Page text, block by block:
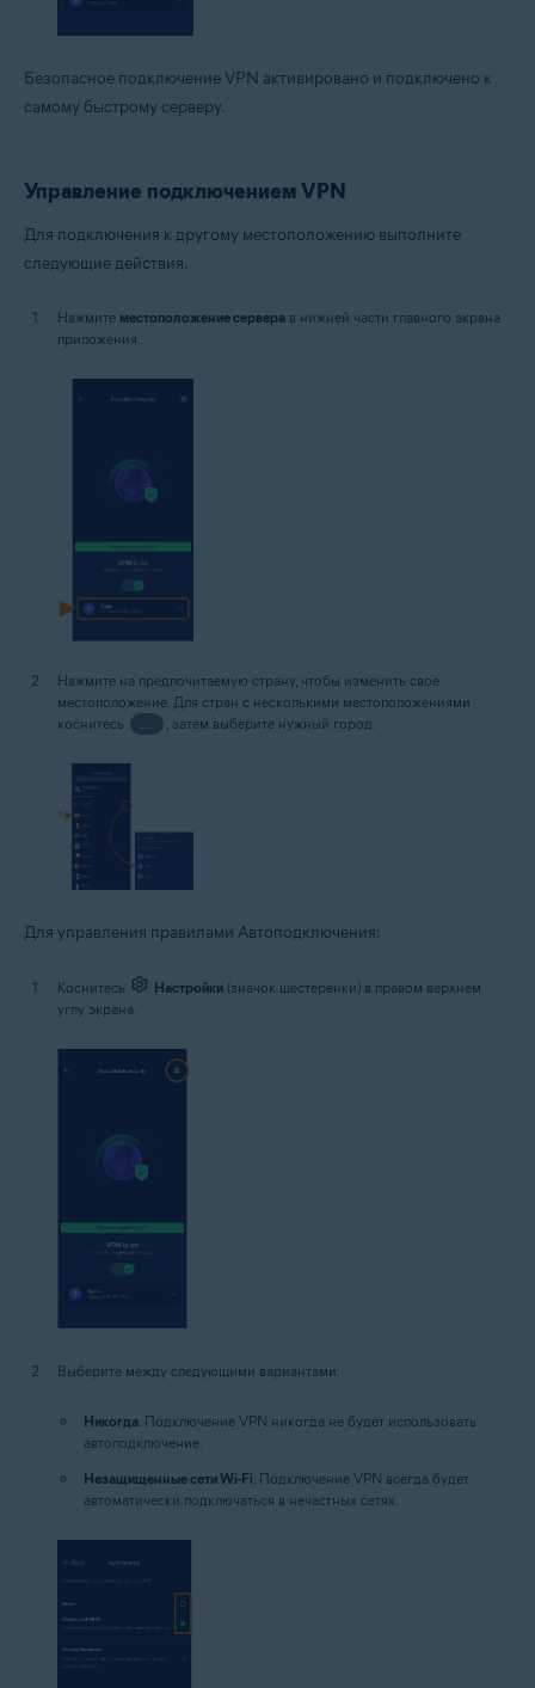
Безопасное подключение VPN активировано и подключено к
самому быстрому серверу.
Управление подключением VPN
Для подключения к другому местоположению выполните
следующие действия.
Нажмите местоположение сервера в нижней части главного экрана
приложения.
Нажмите на предпочитаемую страну, чтобы изменить свое
местоположение. Для стран с несколькими местоположениями
коснитесь
… , затем выберите нужный город.
Для управления правилами Автоподключения:
Коснитесь Настройки (значок шестеренки) в правом верхнем
углу экрана.
Выберите между следующими вариантами:
Никогда: Подключение VPN никогда не будет использовать
автоподключение.
Незащищенные сети Wi-Fi: Подключение VPN всегда будет
автоматически подключаться в нечастных сетях.